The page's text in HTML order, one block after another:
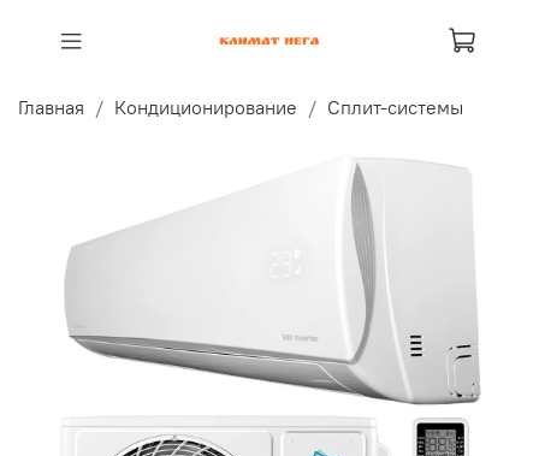
Главная Кондиционирование Сплит-системы